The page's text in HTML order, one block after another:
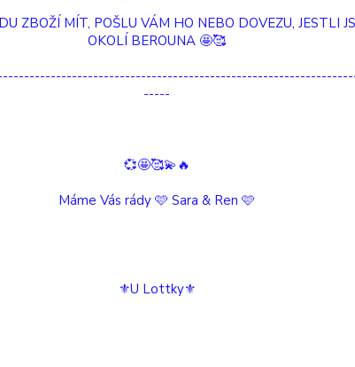
Není skladem
Detail
ZBOŽÍ MÍT, POŠLU VÁM HO NEBO DOVEZU, JESTLI
OKOLÍ BEROUNA 🤩🥰
-----
💞🤩🥰💫🔥
Máme Vás rády 🩷 Sara & Ren 🩷
⚜️U Lottky⚜️